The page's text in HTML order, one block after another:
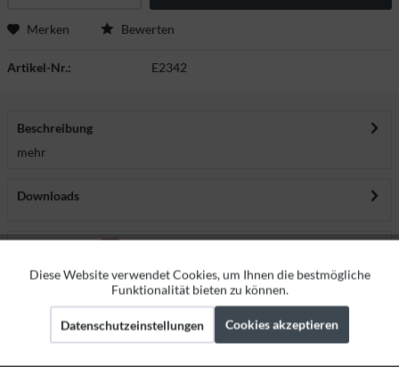
Merken Bewerten
Artikel-Nr.: E2342
Beschreibung
mehr
Downloads
Bewertungen lesen, schreiben und diskutieren...mehr
Funktionale Aktiv
Marketing Aktiv
Diese Website verwendet Cookies, um Ihnen die bestmögliche
Funktionalität bieten zu können.
Datenschutzeinstellungen Cookies akzeptieren